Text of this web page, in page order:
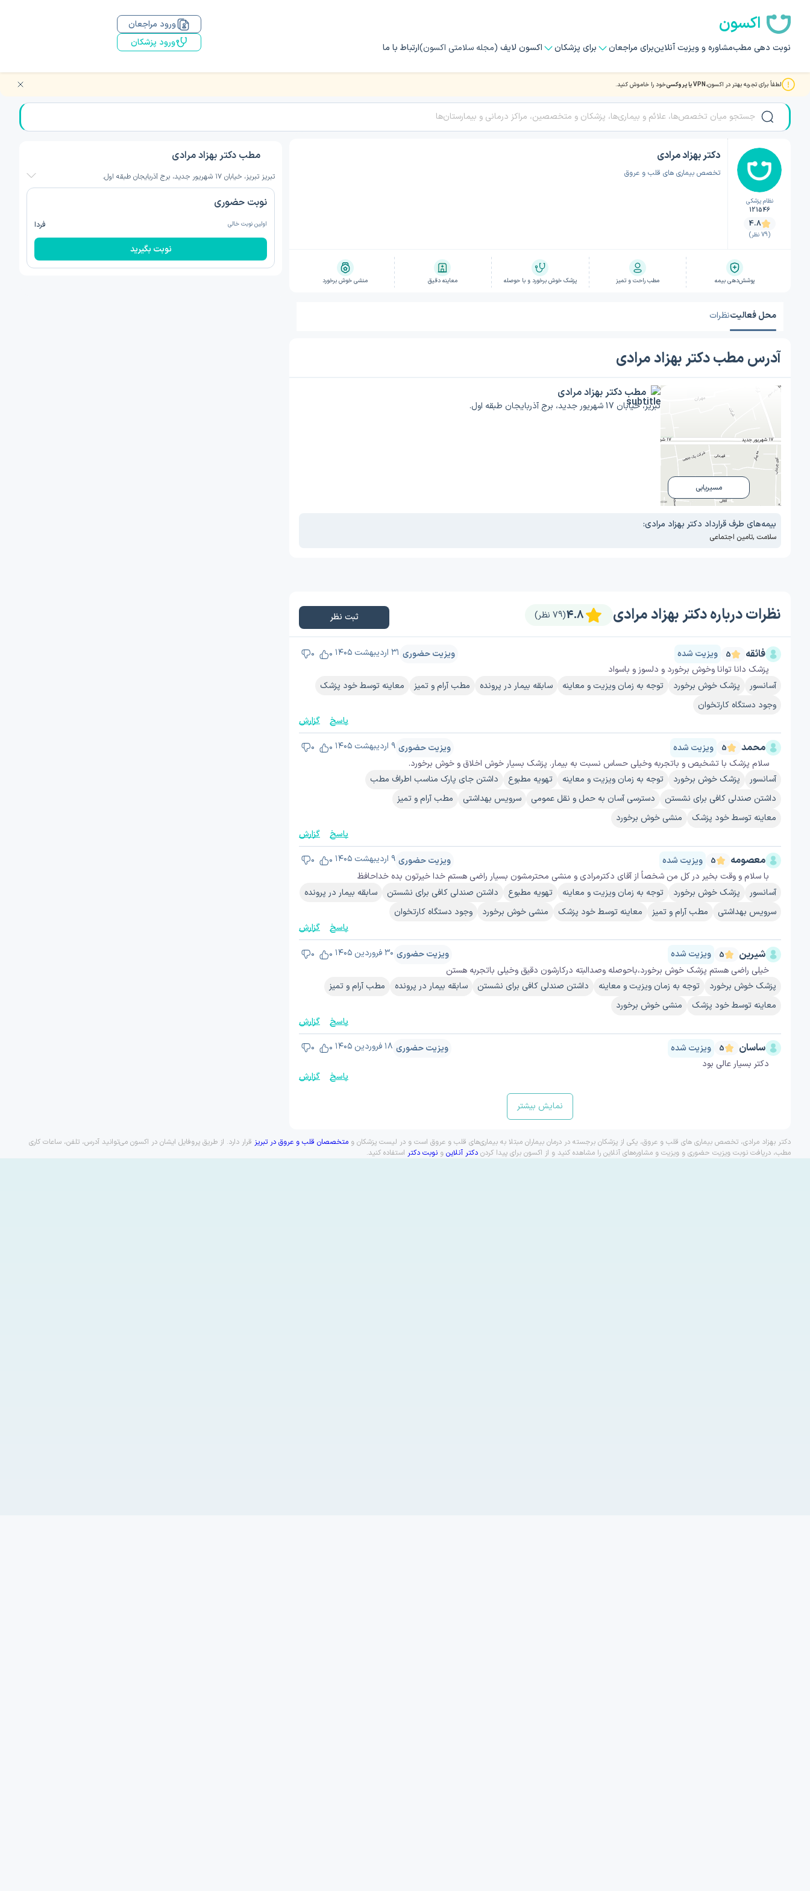
اکسون
نوبت دهی مطبمشاوره و ویزیت آنلاینبرای مراجعان برای پزشکان اکسون لایف (مجله سلامتی اکسون)ارتباط با ما
ورود مراجعان
ورود پزشکان
لطفاً برای تجربه بهتر در اکسون،VPN یا پروکسی خود را خاموش کنید. صفحه اصلی/دکتر قلب و عروق/دکتر قلب و عروق تبریز/ دکتر بهزاد مرادی
نظام پزشکی
121546
4.8
(79 نظر)
دکتر بهزاد مرادی
تخصص بیماری های قلب و عروق
پوشش‌دهی بیمه مطب راحت و تمیز پزشک خوش برخورد و با حوصله معاینه دقیق منشی خوش برخورد
محل فعالیتنظرات
آدرس مطب دکتر بهزاد مرادی
مسیریابی
مطب دکتر بهزاد مرادی
تبریز، خیابان 17 شهریور جدید، برج آذربایجان طبقه اول.
بیمه‌های طرف قرارداد دکتر بهزاد مرادی:
سلامت ,تامین اجتماعی
نظرات درباره دکتر بهزاد مرادی (79 نظر)4.8 ثبت نظر
فائقه 5 ویزیت شده ویزیت حضوری ۳۱ اردیبهشت ۱۴۰۵ 0
0
پزشک دانا توانا وخوش برخورد و دلسوز و باسواد
آسانسور
پزشک خوش برخورد توجه به زمان ویزیت و معاینه سابقه بیمار در پرونده مطب آرام و تمیز
معاینه توسط خود پزشک
وجود دستگاه کارتخوان
پاسخ
گزارش
محمد 5 ویزیت شده ویزیت حضوری ۹ اردیبهشت ۱۴۰۵ 0
0
سلام پزشک با تشخیص و باتجربه وخیلی حساس نسبت به بیمار. پزشک بسیار خوش اخلاق و خوش برخورد.
آسانسور
پزشک خوش برخورد توجه به زمان ویزیت و معاینه تهویه مطبوع
داشتن جای پارک مناسب اطراف مطب
داشتن صندلی کافی برای نشستن
دسترسی آسان به حمل و نقل عمومی سرویس بهداشتی
مطب آرام و تمیز
معاینه توسط خود پزشک
منشی خوش برخورد
پاسخ
گزارش
معصومه 5 ویزیت شده ویزیت حضوری ۹ اردیبهشت ۱۴۰۵ 0
0
با سلام و وقت بخیر در کل من شخصاً از آقای دکترمرادی و منشی محترمشون بسیار راضی هستم خدا خیرتون بده خداحافظ
آسانسور
پزشک خوش برخورد توجه به زمان ویزیت و معاینه تهویه مطبوع داشتن صندلی کافی برای نشستن
سابقه بیمار در پرونده
سرویس بهداشتی
مطب آرام و تمیز معاینه توسط خود پزشک منشی خوش برخورد
وجود دستگاه کارتخوان
پاسخ
گزارش
شیرین 5 ویزیت شده ویزیت حضوری ۳۰ فروردین ۱۴۰۵ 0
0
خیلی راضی هستم پزشک خوش برخورد،باحوصله وصدالبته درکارشون دقیق وخیلی باتجربه هستن
پزشک خوش برخورد
توجه به زمان ویزیت و معاینه داشتن صندلی کافی برای نشستن سابقه بیمار در پرونده
مطب آرام و تمیز
معاینه توسط خود پزشک
منشی خوش برخورد
پاسخ
گزارش
ساسان 5 ویزیت شده ویزیت حضوری ۱۸ فروردین ۱۴۰۵ 0
0
دکتر بسیار عالی بود
پاسخ
گزارش
نمایش بیشتر
مطب دکتر بهزاد مرادی
تبریز تبریز، خیابان ۱۷ شهریور جدید، برج آذربایجان طبقه اول.
نوبت حضوری
اولین نوبت خالی فردا
نوبت بگیرید
دکتر بهزاد مرادی، تخصص بیماری های قلب و عروق، یکی از پزشکان برجسته در درمان بیماران مبتلا به بیماری‌های قلب و عروق است و در لیست پزشکان و متخصصان قلب و عروق در تبریز قرار دارد. از طریق پروفایل ایشان در اکسون می‌توانید آدرس، تلفن، ساعات کاری
مطب، دریافت نوبت ویزیت حضوری و ویزیت و مشاوره‌های آنلاین را مشاهده کنید و از اکسون برای پیدا کردن دکتر آنلاین و نوبت دکتر استفاده کنید.